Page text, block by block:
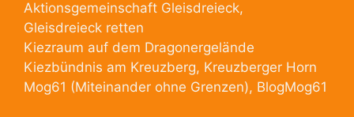
Aktionsgemeinschaft Gleisdreieck,
Gleisdreieck retten
Kiezraum auf dem Dragonergelände
Kiezbündnis am Kreuzberg, Kreuzberger Horn
Mog61 (Miteinander ohne Grenzen), BlogMog61